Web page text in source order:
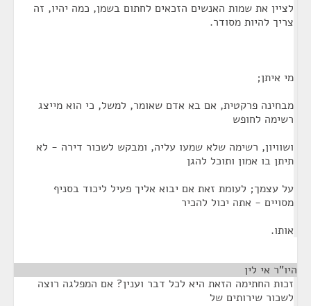
לציין את שמות האנשים הזכאים לחתום בשמן, כמה יהיו, זה
צריך להיות מסודר.
מי איתן;
מבחינה פרקטית, אם בא אדם שאומר, למשל, כי הוא מייצג
רשימה לחופש
ושוויון, רשימה שלא שמעו עליה, ומבקש לשכור דירה - לא
תיתן בו אמון ותוכל להגן
על עצמך; לעומת זאת אם יבוא אליך פעיל ליכוד בסניף
מסויים - אתה יכול להכיר
אותו.
היו"ר אי לין
זכות החתימה הזאת היא לכל דבר וענין? אם המפלגה רוצה
לשכור שירותים של